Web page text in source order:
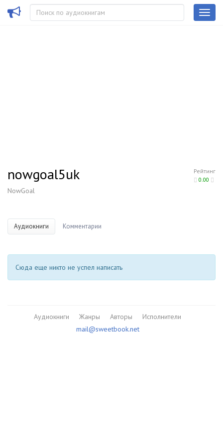
Рейтинг
0.00
nowgoal5uk
NowGoal
Аудиокниги Комментарии
Сюда еще никто не успел написать
Аудиокниги Жанры Авторы
Исполнители
mail@sweetbook.net